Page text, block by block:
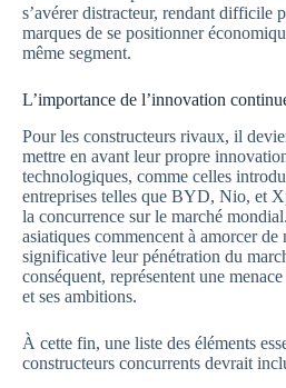
s’avérer distracteur, rendant difficile
marques de se positionner
même segment.
L’importance de l’innovation
Pour les constructeurs rivaux, il
mettre en avant leur propre
technologiques, comme celles
entreprises telles que BYD, Nio, et
la concurrence sur le marché
asiatiques commencent à amorcer de
significative leur pénétration du
conséquent, représentent une
et ses ambitions.
À cette fin, une liste des éléments
constructeurs concurrents devrait